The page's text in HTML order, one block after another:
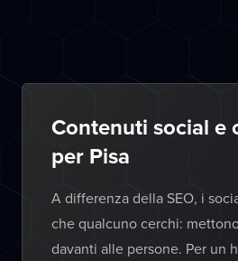
Contenuti social e
per Pisa
A differenza della SEO, i
che qualcuno cerchi:
davanti alle persone. Per un